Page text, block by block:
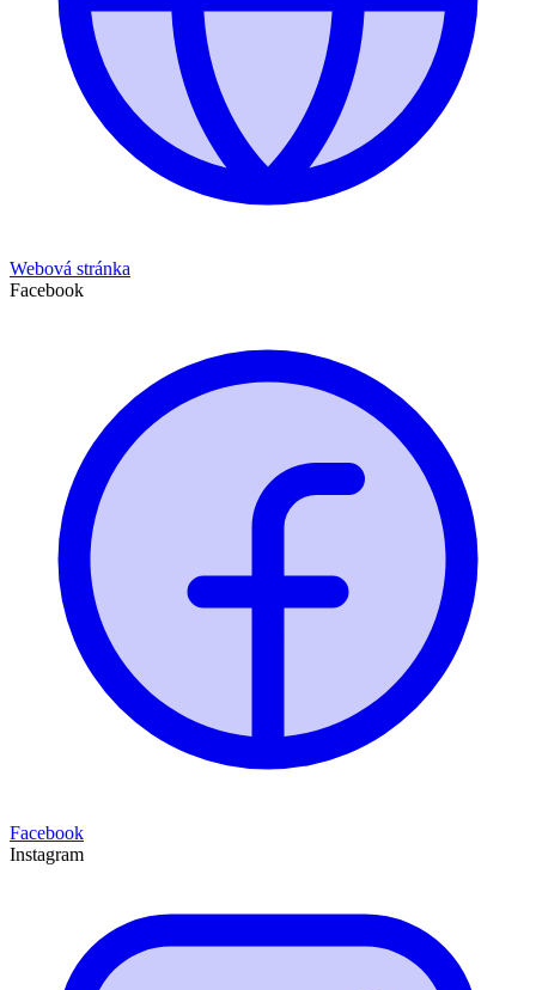
Webová stránka
Facebook
Facebook
Instagram